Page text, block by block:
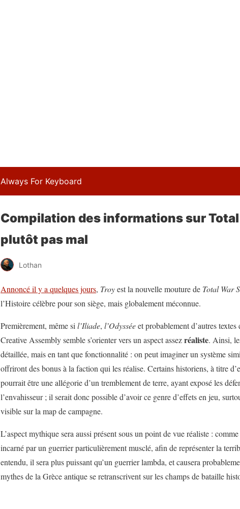
Always For Keyboard
Compilation des informations sur Total
plutôt pas mal
Lothan
Annoncé il y a quelques jours, Troyest la nouvelle mouture de Total War
l’Histoire célèbre pour son siège, mais globalement méconnue.
Premièrement, même si l’Iliade, l’Odysséeet probablement d’autres
Creative Assembly semble s’orienter vers un aspect assezréaliste. Ainsi,
détaillée, mais en tant que fonctionnalité : on peut imaginer un système
offriront des bonus à la faction qui les réalise. Certains historiens, à titre
pourrait être une allégorie d’un tremblement de terre, ayant exposé les
l’envahisseur ; il serait donc possible d’avoir ce genre d’effets en jeu,
visible sur la map de campagne.
L’aspect mythique sera aussi présent sous un point de vue réaliste :
incarné par un guerrier particulièrement musclé, afin de représenter la
entendu, il sera plus puissant qu’un guerrier lambda, et causera
mythes de la Grèce antique se retranscrivent sur les champs de bataille